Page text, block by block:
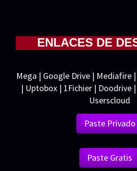
ENLACES DE
Mega | Google Drive | Mediafire
| Uptobox | 1Fichier | Doodrive
Userscloud
Paste Privado
Paste Gratis